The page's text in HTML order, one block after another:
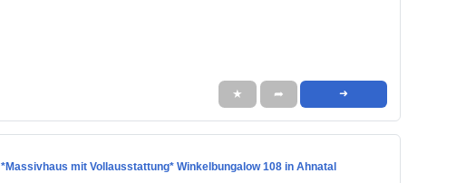
★ ➦ ➜
*Massivhaus mit Vollausstattung* Winkelbungalow 108 in Ahnatal